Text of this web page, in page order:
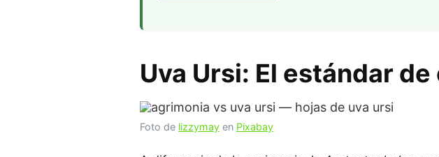
Uva Ursi: El estándar
Foto de lizzymay en Pixabay